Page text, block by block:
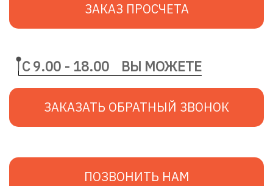
ЗАКАЗ ПРОСЧЕТА
С 9.00 - 18.00 ВЫ МОЖЕТЕ
ЗАКАЗАТЬ ОБРАТНЫЙ ЗВОНОК
ПОЗВОНИТЬ НАМ